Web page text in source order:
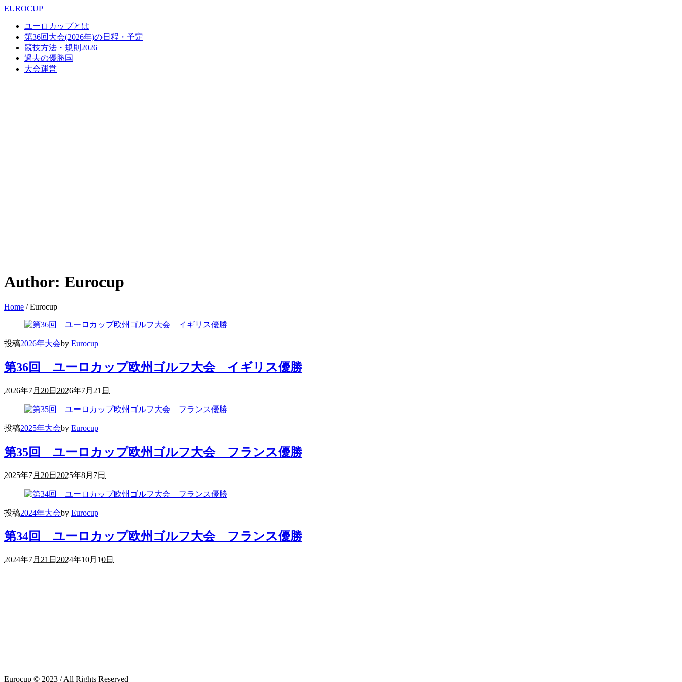
EUROCUP
ユーロカップとは
第36回大会(2026年)の日程・予定
競技方法・規則2026
過去の優勝国
大会運営
Author: Eurocup
Home /Eurocup
投稿2026年大会by Eurocup
第36回 ユーロカップ欧州ゴルフ大会 イギリス優勝
2026年7月20日 2026年7月21日
投稿2025年大会by Eurocup
第35回 ユーロカップ欧州ゴルフ大会 フランス優勝
2025年7月20日 2025年8月7日
投稿2024年大会by Eurocup
第34回 ユーロカップ欧州ゴルフ大会 フランス優勝
2024年7月21日 2024年10月10日
Eurocup © 2023 / All Rights Reserved